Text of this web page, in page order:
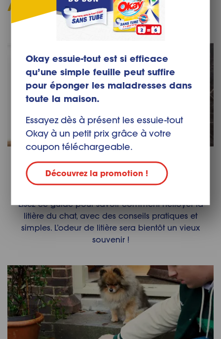
Articles liés
Comment nettoyer la litière du
chat ?
Lisez ce guide pour savoir comment nettoyer la
litière du chat, avec des conseils pratiques et
simples. L’odeur de litière sera bientôt un vieux
souvenir !
Okay essuie-tout est si efficace
qu’une simple feuille peut suffire
pour éponger les maladresses dans
toute la maison.
Essayez dès à présent les essuie-tout
Okay à un petit prix grâce à votre
coupon téléchargeable.
Découvrez la promotion !